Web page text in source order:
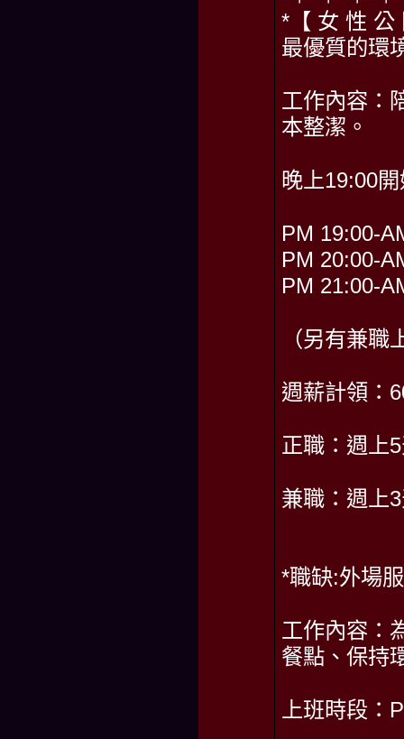
*【 女 性 公
最優質的環
工作內容：
本整潔。
晚上19:00
PM 19:00-
PM 20:00-
PM 21:00-
（另有兼職
週薪計領：
正職：週上
兼職：週上
*職缺:外場
工作內容：
餐點、保持
上班時段：